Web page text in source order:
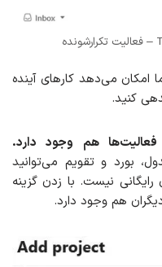
امکان می‌دهد کارهای آینده
کنید.
هم وجود دارد.
بورد و تقویم می‌توانید
رایگانی نیست. با زدن گزینه